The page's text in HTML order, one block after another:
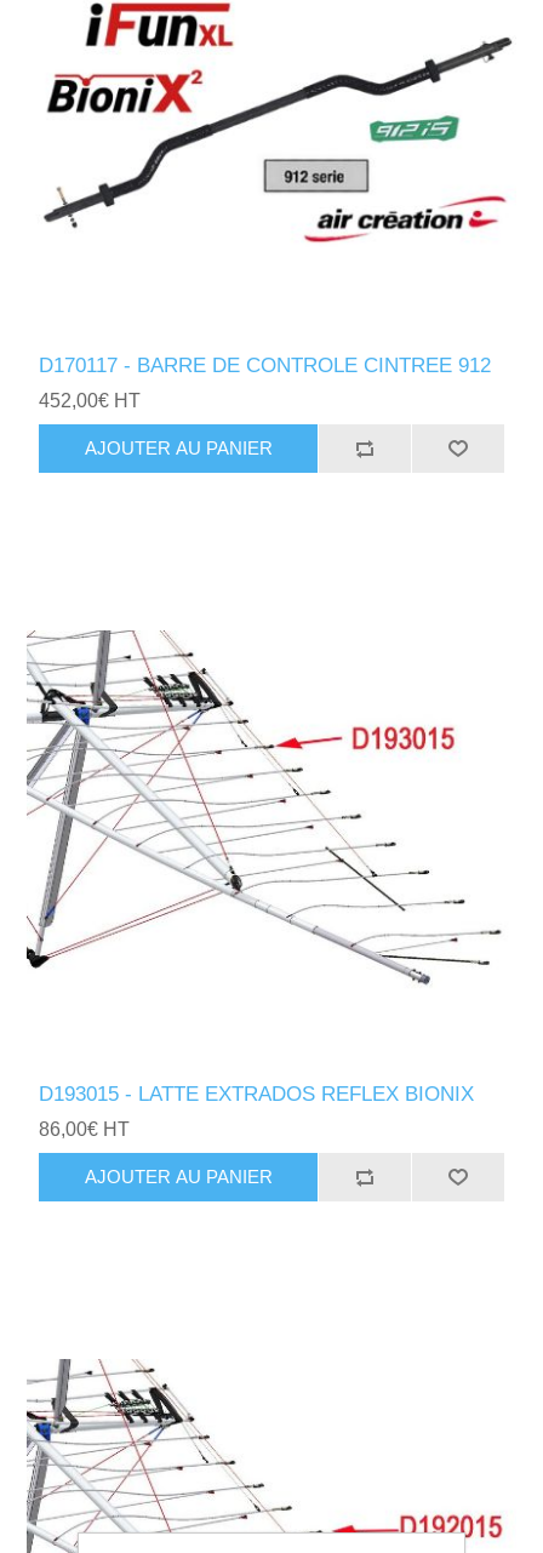
D170117 - BARRE DE CONTROLE CINTREE 912
452,00€ HT
AJOUTER AU PANIER
D193015 - LATTE EXTRADOS REFLEX BIONIX
86,00€ HT
AJOUTER AU PANIER